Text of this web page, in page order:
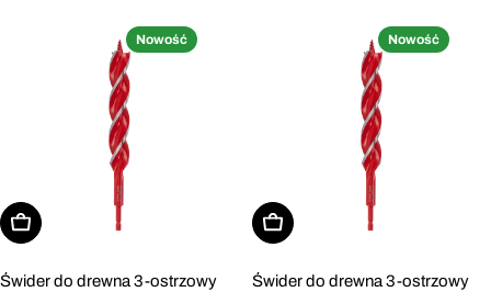
Nowość
Dodaj do koszyka
Świder do drewna 3-ostrzowy
Nowość
Dodaj do koszyka
Świder do drewna 3-ostrzowy